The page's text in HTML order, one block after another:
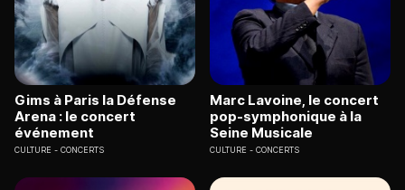
Gims à Paris la Défense
Arena : le concert
événement
CULTURE CONCERTS
Marc Lavoine, le concert
pop-symphonique à la
Seine Musicale
CULTURE CONCERTS